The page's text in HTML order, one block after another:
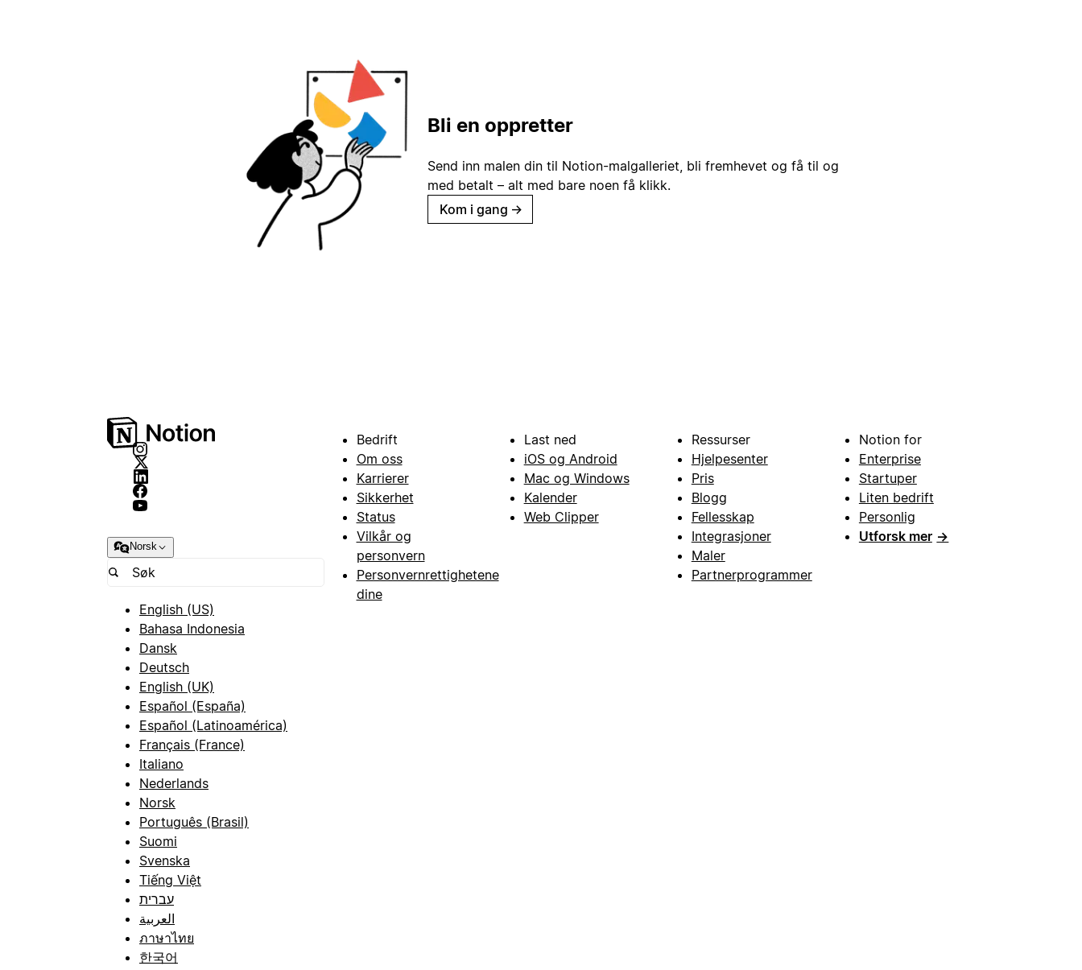
Bli en oppretter
Send inn malen din til Notion-malgalleriet, bli fremhevet og få til og
med betalt – alt med bare noen få klikk.
Kom i gang →
Norsk
English (US)
Bahasa Indonesia
Dansk
Deutsch
English (UK)
Español (España)
Español (Latinoamérica)
Français (France)
Italiano
Nederlands
Norsk
Português (Brasil)
Suomi
Svenska
Tiếng Việt
עברית
العربية
ภาษาไทย
한국어
Bedrift
Om oss
Karrierer
Sikkerhet
Status
Vilkår og
personvern
Personvernrettighetene
dine
Last ned
iOS og Android
Mac og Windows
Kalender
Web Clipper
Ressurser
Hjelpesenter
Pris
Blogg
Fellesskap
Integrasjoner
Maler
Partnerprogrammer
Notion for
Enterprise
Startuper
Liten bedrift
Personlig
Utforsk mer →